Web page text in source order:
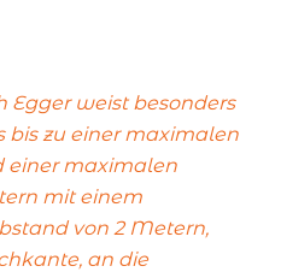
Egger weist besonders
bis zu einer maximalen
einer maximalen
mit einem
von 2 Metern,
an die